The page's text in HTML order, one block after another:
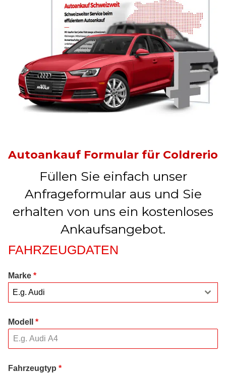
Autoankauf Formular für Coldrerio
Füllen Sie einfach unser
Anfrageformular aus und Sie
erhalten von uns ein kostenloses
Ankaufsangebot.
FAHRZEUGDATEN
Marke *
E.g. Audi
Modell *
Fahrzeugtyp *